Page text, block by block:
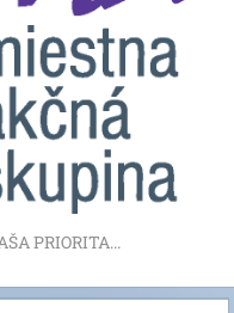
PRIORITA...